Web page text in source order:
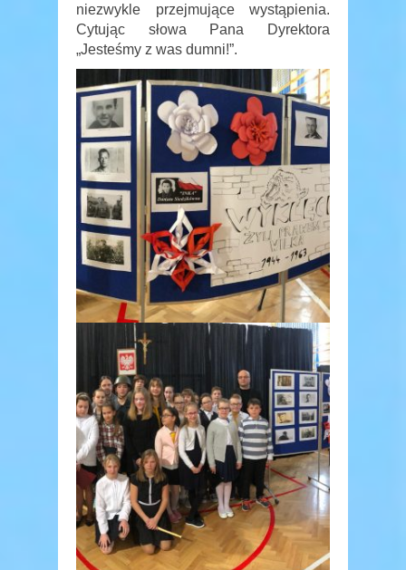
niezwykle przejmujące wystąpienia.
Cytując słowa Pana Dyrektora
„Jesteśmy z was dumni!”.